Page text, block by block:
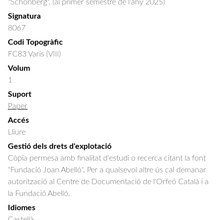
"Schonberg". (al primer semestre de l'any 2025)
Signatura
8067
Codi Topogràfic
FC83 Varis (VIII)
Volum
1
Suport
Paper
Accés
Lliure
Gestió dels drets d'explotació
Còpia permesa amb finalitat d'estudi o recerca citant la font
"Fundació Joan Abelló". Per a qualsevol altre ús cal demanar
autorització al Centre de Documentació de l'Orfeó Català i a
la Fundació Abelló.
Idiomes